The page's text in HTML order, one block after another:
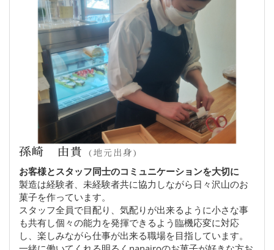
孫崎 由貴 (地元出身)
お客様とスタッフ同士のコミュニケーションを大切に
製造は経験者、未経験者共に協力しながら日々沢山のお
菓子を作っています。
スタッフ全員で目配り、気配りが出来るように小さな事
も共有し個々の能力を発揮できるよう臨機応変に対応
し、楽しみながら仕事が出来る職場を目指しています。